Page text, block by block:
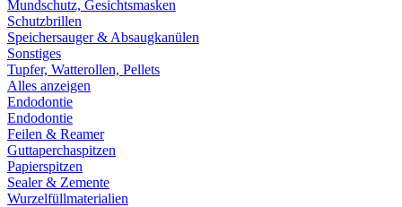
Mundschutz, Gesichtsmasken
Schutzbrillen
Speichersauger & Absaugkanülen
Sonstiges
Tupfer, Watterollen, Pellets
Alles anzeigen
Endodontie
Endodontie
Feilen & Reamer
Guttaperchaspitzen
Papierspitzen
Sealer & Zemente
Wurzelfüllmaterialien